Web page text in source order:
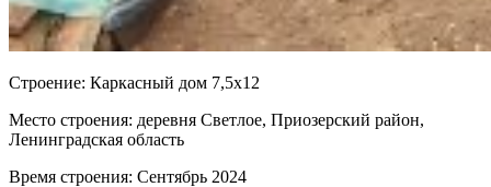
Cтроение: Каркасный дом 7,5х12
Место строения: деревня Светлое, Приозерский район,
Ленинградская область
Время строения: Сентябрь 2024